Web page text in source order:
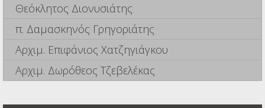
Θεόκλητος Διονυσιάτης
π. Δαμασκηνός Γρηγοριάτης
Αρχιμ. Επιφάνιος Χατζηγιάγκου
Αρχιμ. Δωρόθεος Τζεβελέκας